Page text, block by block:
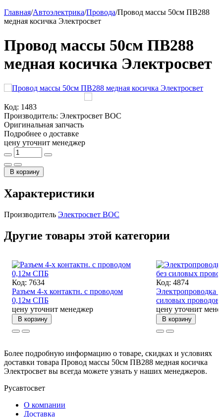
Главная/Автоэлектрика/Провода/Провод массы 50см ПВ288
медная косичка Электросвет
Провод массы 50см ПВ288
медная косичка Электросвет
Код: 1483
Производитель: Электросвет ВОС
Оригинальная запчасть
Подробнее о доставке
цену уточнит менеджер
В корзину
Характеристики
Производитель Электросвет ВОС
Другие товары этой категории
Код: 7634
Разъем 4-х контактн. с проводом
0,12м СПБ
цену уточнит менеджер
В корзину
Код: 4874
Электропроводка
силовых
цену уточнит
В корзину
Более подробную информацию о товаре, скидках и условиях
доставки товара Провод массы 50см ПВ288 медная косичка
Электросвет вы всегда можете узнать у наших менеджеров.
Русавтосвет
О компании
Доставка